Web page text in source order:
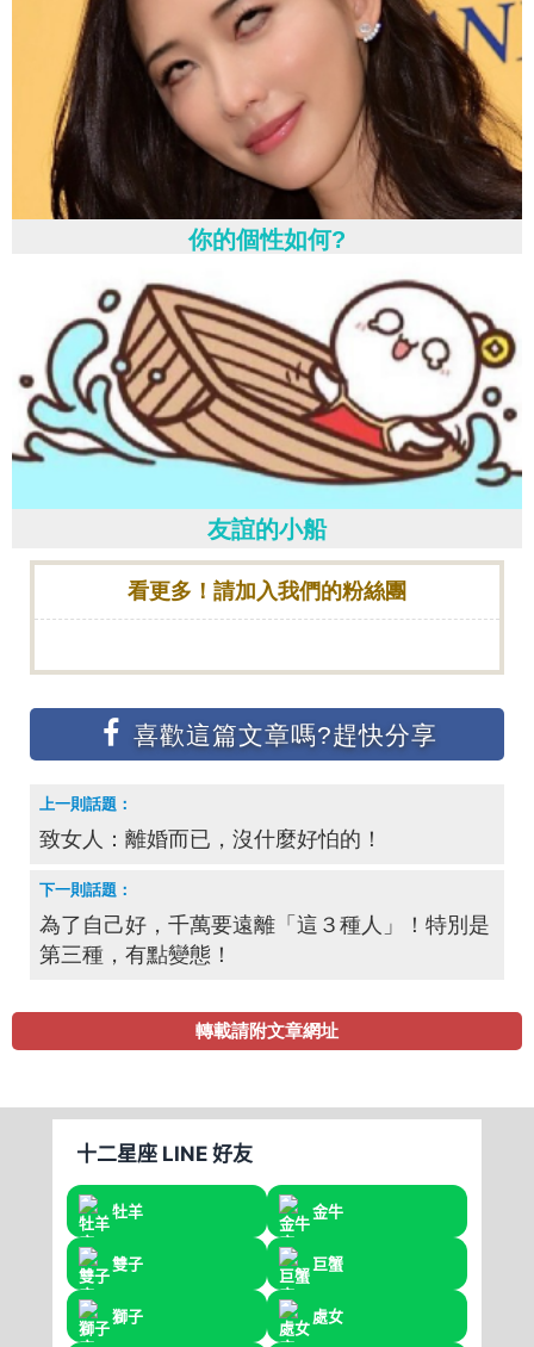
你的個性如何?
友誼的小船
看更多！請加入我們的粉絲團
致女人：離婚而已，沒什麼好怕的！
為了自己好，千萬要遠離「這３種人」！特別是
第三種，有點變態！
轉載請附文章網址